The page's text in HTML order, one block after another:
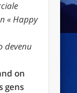
« Happy
devenu
on
gens